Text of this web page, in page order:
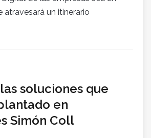
atravesará un itinerario
soluciones que
en
Simón Coll